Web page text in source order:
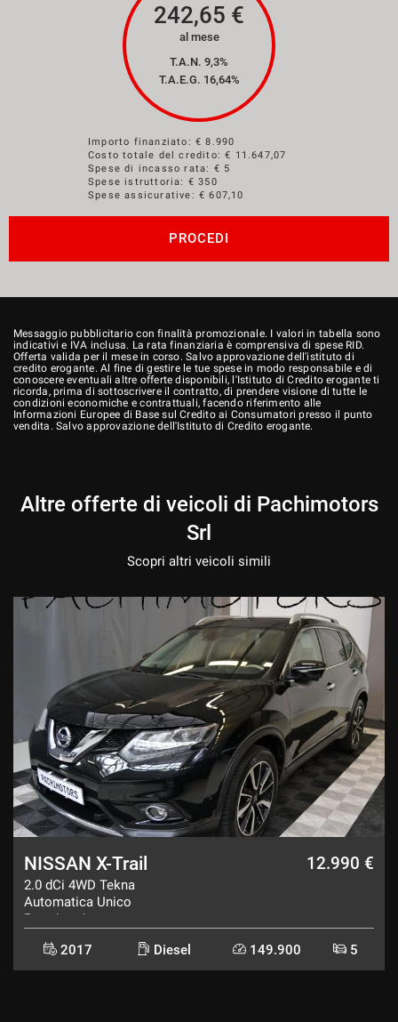
242,65 €
al mese
T.A.N. 9,3%
T.A.E.G. 16,64%
Importo finanziato: €8.990
Costo totale del credito: € 11.647,07
Spese di incasso rata: € 5
Spese istruttoria: € 350
Spese assicurative: €607,10
PROCEDI
Messaggio pubblicitario con finalità promozionale. I valori in tabella sono
indicativi e IVA inclusa. La rata finanziaria è comprensiva di spese RID.
Offerta valida per il mese in corso. Salvo approvazione dell'istituto di
credito erogante. Al fine di gestire le tue spese in modo responsabile e di
conoscere eventuali altre offerte disponibili, l'Istituto di Credito erogante ti
ricorda, prima di sottoscrivere il contratto, di prendere visione di tutte le
condizioni economiche e contrattuali, facendo riferimento alle
Informazioni Europee di Base sul Credito ai Consumatori presso il punto
vendita. Salvo approvazione dell'Istituto di Credito erogante.
Altre offerte di veicoli di Pachimotors
Srl
Scopri altri veicoli simili
NISSAN X-Trail
2.0 dCi 4WD Tekna
Automatica Unico
Proprietario
12.990 €
2017 Diesel 149.900 5